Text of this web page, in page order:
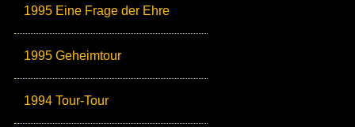
1995 Eine Frage der Ehre
1995 Geheimtour
1994 Tour-Tour